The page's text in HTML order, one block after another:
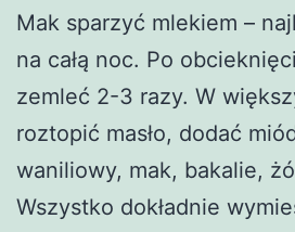
Mak sparzyć mlekiem –
na całą noc. Po
zemleć 2-3 razy. W
roztopić masło, dodać
waniliowy, mak, bakalie,
Wszystko dokładnie